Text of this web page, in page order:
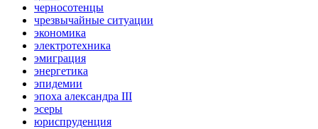
черносотенцы
чрезвычайные ситуации
экономика
электротехника
эмиграция
энергетика
эпидемии
эпоха александра III
эсеры
юриспруденция